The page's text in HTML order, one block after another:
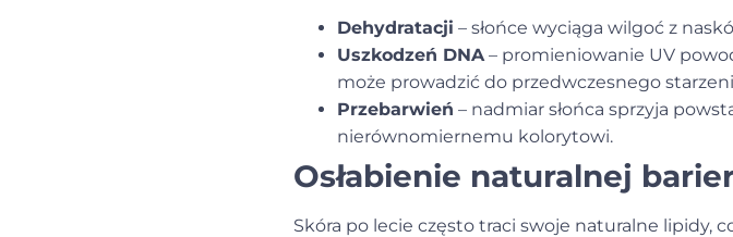
Dehydratacji – słońce wyciąga wilgoć z
Uszkodzeń DNA– promieniowanie UV
może prowadzić do przedwczesnego
Przebarwień – nadmiar słońca sprzyja
nierównomiernemu kolorytowi.
Osłabienie naturalnej
Skóra po lecie często traci swoje naturalne lipidy,